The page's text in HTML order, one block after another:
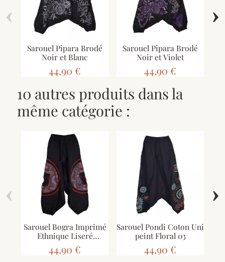
Sarouel Pipara Brodé
Noir et Blanc
44,90 €
Sarouel Pipara Brodé
Noir et Violet
44,90 €
‹ ›
10 autres produits dans la
même catégorie :
Sarouel Bogra Imprimé
Ethnique Liseré
Bordeaux
44,90 €
Sarouel Pondi Coton Uni
peint Floral 03
44,90 €
‹ ›